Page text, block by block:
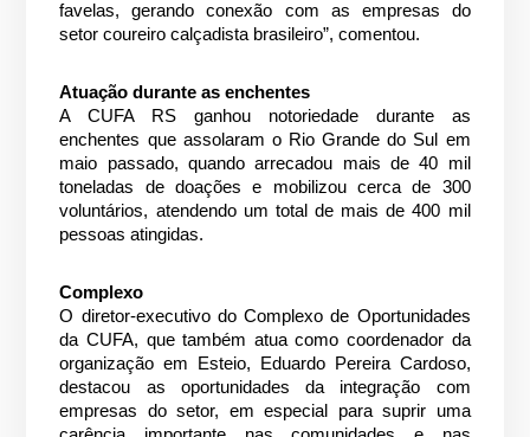
favelas, gerando conexão com as empresas do
setor coureiro calçadista brasileiro”, comentou.
Atuação durante as enchentes
A CUFA RS ganhou notoriedade durante as
enchentes que assolaram o Rio Grande do Sul em
maio passado, quando arrecadou mais de 40 mil
toneladas de doações e mobilizou cerca de 300
voluntários, atendendo um total de mais de 400 mil
pessoas atingidas.
Complexo
O diretor-executivo do Complexo de Oportunidades
da CUFA, que também atua como coordenador da
organização em Esteio, Eduardo Pereira Cardoso,
destacou as oportunidades da integração com
empresas do setor, em especial para suprir uma